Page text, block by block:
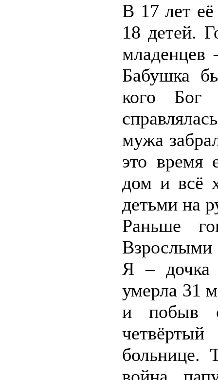
В 17 лет
18 детей.
младенцев
Бабушка
кого Бог
мужа
это время
дом и всё
детьми на
Раньше
Взрослыми
Я – дочка
умерла 31
и побыв
больнице.